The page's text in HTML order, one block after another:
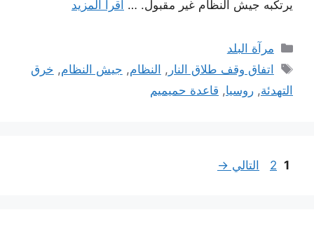
يرتكبه جيش النظام غير مقبول. … اقرأ المزيد
التصنيفات
مرآة البلد
الوسوم
اتفاق وقف طلاق النار , النظام, جيش النظام, خرق
التهدئة, روسيا, قاعدة حميميم
Page
1
Page
2 التالي →